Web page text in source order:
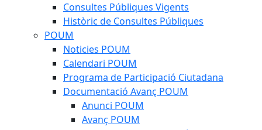
Consultes Públiques Vigents
Històric de Consultes Públiques
POUM
Noticies POUM
Calendari POUM
Programa de Participació Ciutadana
Documentació Avanç POUM
Anunci POUM
Avanç POUM